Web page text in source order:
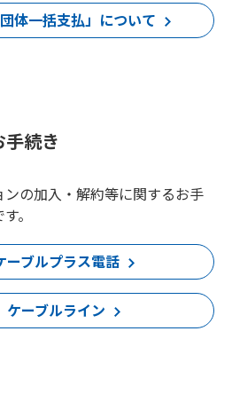
体一括支払」について
手続き
ンの加入・解約等に関するお手
。
ーブルプラス電話
ケーブルライン